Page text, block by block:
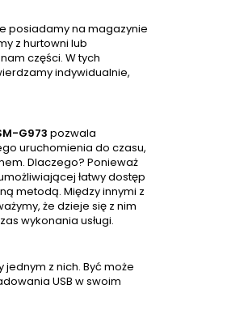
posiadamy na magazynie
z hurtowni lub
części. W tych
indywidualnie,
G973 pozwala
uruchomienia do czasu,
Dlaczego? Ponieważ
łatwy dostęp
metodą. Między innymi z
że dzieje się z nim
wykonania usługi.
z nich. Być może
USB w swoim